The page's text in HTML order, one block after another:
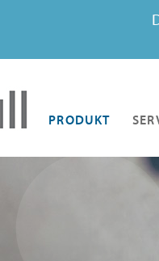
PRODUKT